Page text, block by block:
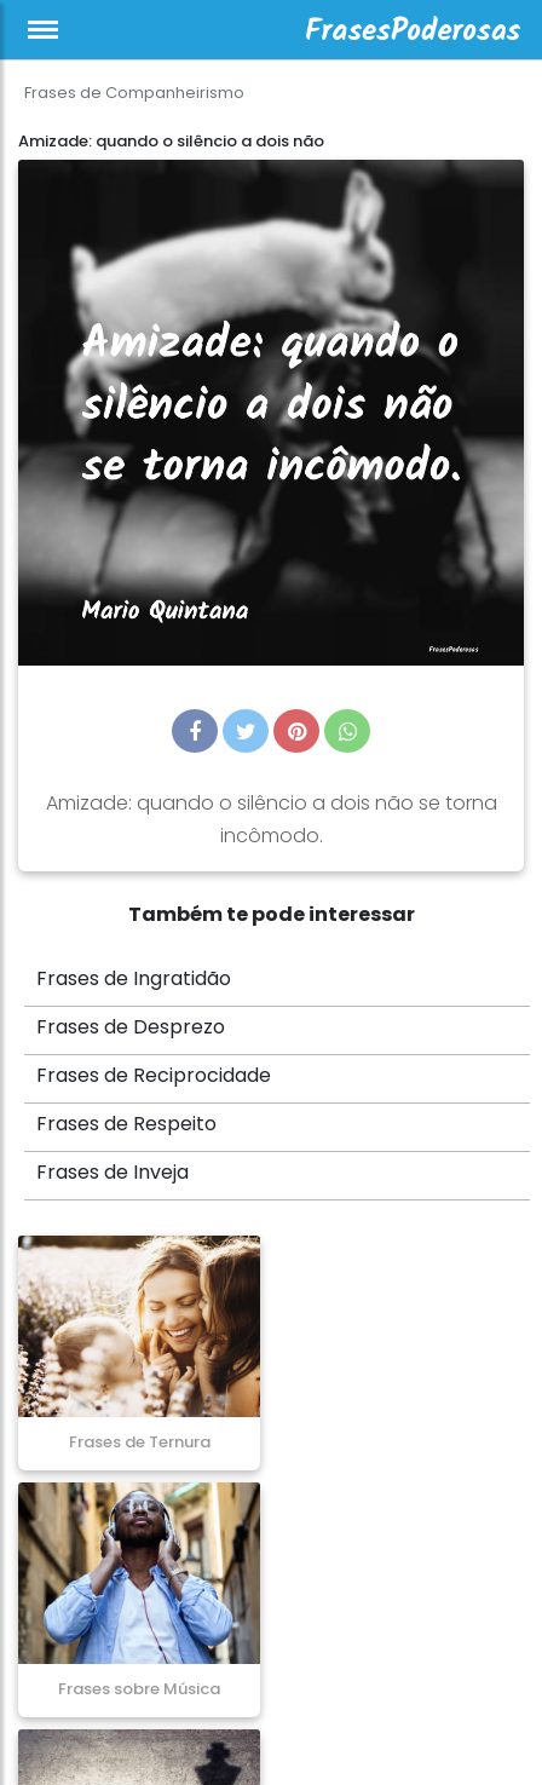
Frases de Companheirismo
Amizade: quando o silêncio a dois não
Amizade: quando o silêncio a dois não se torna
incômodo.
Também te pode interessar
Frases de Ingratidão
Frases de Desprezo
Frases de Reciprocidade
Frases de Respeito
Frases de Inveja
Frases de Ternura
Frases sobre Música